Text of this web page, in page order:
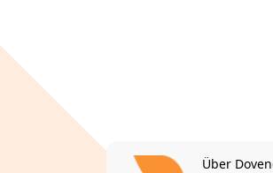
Über